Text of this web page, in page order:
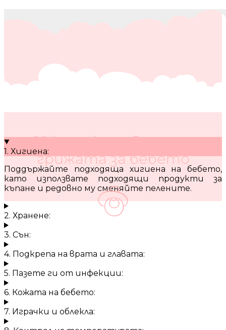
10 кратки съвета за
грижата за бебето
1. Хигиена:
Поддържайте подходяща хигиена на бебето,
като използвате подходящи продукти за
къпане и редовно му сменяйте пелените.
2. Хранене:
3. Сън:
4. Подкрепа на врата и главата:
5. Пазете ги от инфекции:
6. Кожата на бебето:
7. Играчки и облекла: